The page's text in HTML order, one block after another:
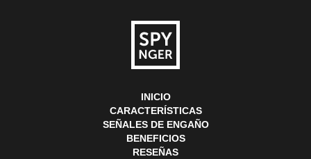
INICIO
CARACTERÍSTICAS
SEÑALES DE ENGAÑO
BENEFICIOS
RESEÑAS